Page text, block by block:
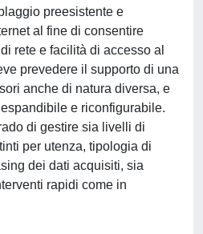
preesistente e
al fine di consentire
rete e facilità di accesso al
prevedere il supporto di una
anche di natura diversa, e
e riconfigurabile.
di gestire sia livelli di
per utenza, tipologia di
dei dati acquisiti, sia
rapidi come in